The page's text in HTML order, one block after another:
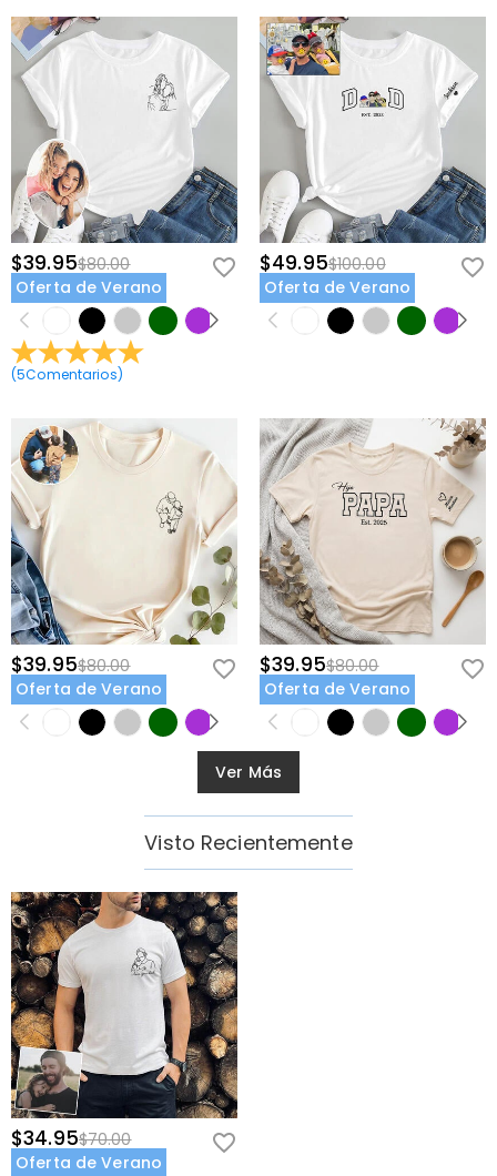
$39.95$80.00
Oferta de Verano
(5Comentarios)
$49.95$100.00
Oferta de Verano
$39.95$80.00
Oferta de Verano
$39.95$80.00
Oferta de Verano
Ver Más
Visto Recientemente
$34.95$70.00
Oferta de Verano